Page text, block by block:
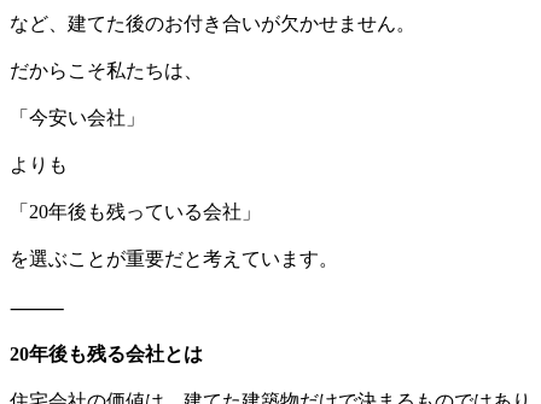
など、建てた後のお付き合いが欠かせません。
だからこそ私たちは、
「今安い会社」
よりも
「20年後も残っている会社」
を選ぶことが重要だと考えています。
⸻
20年後も残る会社とは